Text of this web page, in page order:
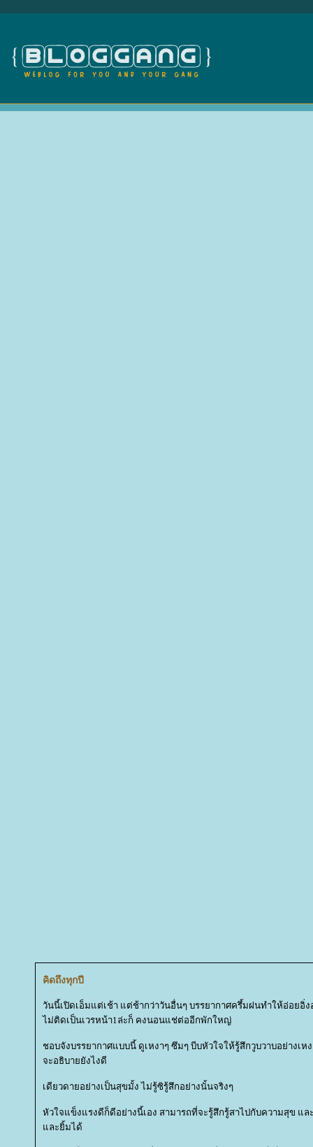
คิดถึงทุกปี
วันนี้เปิดเอ็มแต่เช้า แต่ช้ากว่าวันอื่นๆ บรรยากาศครึ้มฝนทำให้อ่อยอิ่
ไม่ติดเป็นเวรหน้า1ล่ะก็ คงนอนแช่ต่ออีกพักใหญ่
ชอบจังบรรยากาศแบบนี้ ดูเหงาๆ ซึมๆ บีบหัวใจให้รู้สึกวูบวาบอย่างเห
จะอธิบายยังไงดี
เดียวดายอย่างเป็นสุขมั้ง ไม่รู้ซิรู้สึกอย่างนั้นจริงๆ
หัวใจแข็งแรงดีก็ดีอย่างนี้เอง สามารถที่จะรู้สึกรู้สาไปกับความสุข แ
ละยิ้มได้